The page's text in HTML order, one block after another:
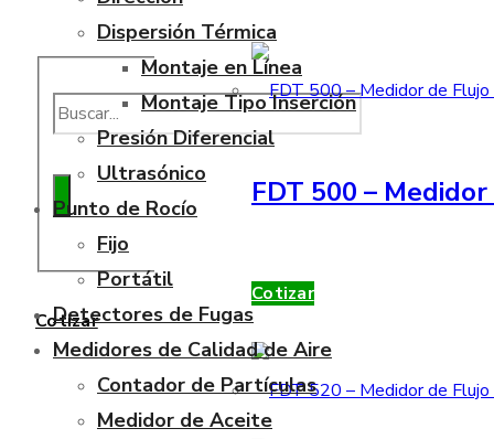
Cotizar
FDT 500 –
Cotizar
Dispersión Térmica
Montaje en Línea
Montaje Tipo Inserción
Presión Diferencial
Ultrasónico
Punto de Rocío
Fijo
Portátil
Detectores de Fugas
Medidores de Calidad de Aire
Contador de Partículas
Medidor de Aceite